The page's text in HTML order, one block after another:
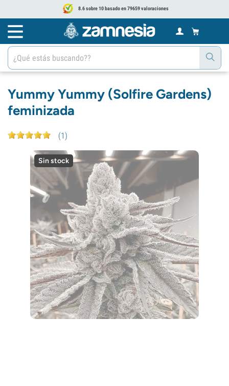
8.6 sobre 10 basado en 79659 valoraciones
Yummy Yummy (Solfire Gardens)
feminizada
(1)
Sin stock